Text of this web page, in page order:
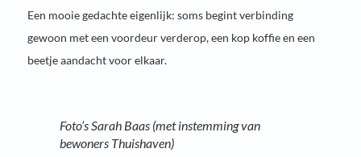
Een mooie gedachte eigenlijk: soms begint verbinding
gewoon met een voordeur verderop, een kop koffie en een
beetje aandacht voor elkaar.
Foto’s Sarah Baas (met instemming van
bewoners Thuishaven)